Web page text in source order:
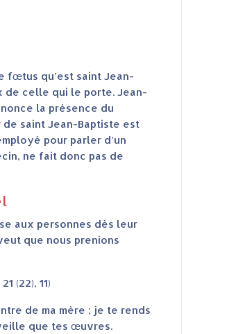
fœtus qu’est saint Jean-
de celle qui le porte. Jean-
la présence du
de saint Jean-Baptiste est
pour parler d’un
ne fait donc pas de
aux personnes dès leur
que nous prenions
(22), 11)
de ma mère ; je te rends
que tes œuvres.